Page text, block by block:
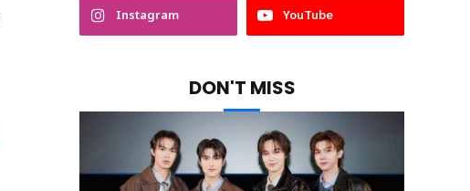
Instagram YouTube
DON'T MISS